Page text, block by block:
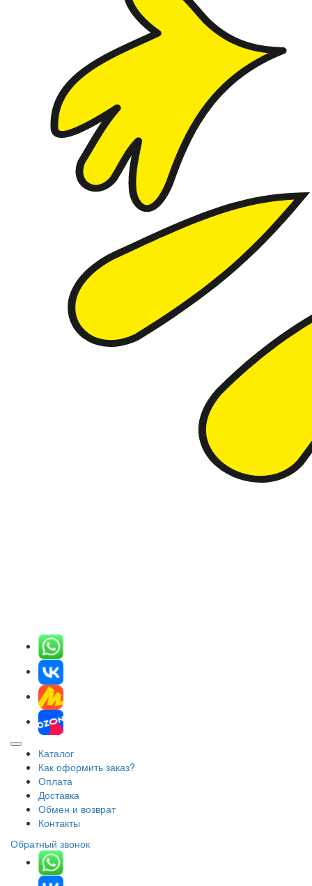
Каталог
Как оформить заказ?
Оплата
Доставка
Обмен и возврат
Контакты
Обратный звонок